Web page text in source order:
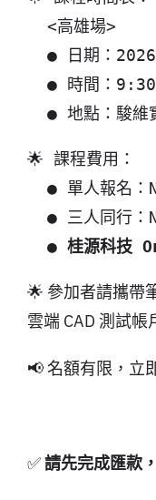
  <高雄場>
● 日期：2026
● 時間：
🌟 課程費用：
● 單人報名：
● 三人同行
  ●
桂源科技
🌟 參加者請攜帶
雲端 CAD 測試帳
📢 名額有限，立
✅請先完成匯款